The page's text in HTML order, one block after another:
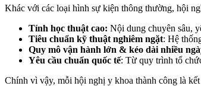
Khác với các loại hình sự kiện thông thường, hội
Tính học thuật cao: Nội dung chuyên sâu,
Tiêu chuẩn kỹ thuật nghiêm ngặt: Hệ
Quy mô vận hành lớn & kéo dài nhiều
Yêu cầu chuẩn quốc tế: Từ quy trình tổ
Chính vì vậy, mỗi hội nghị y khoa thành công là